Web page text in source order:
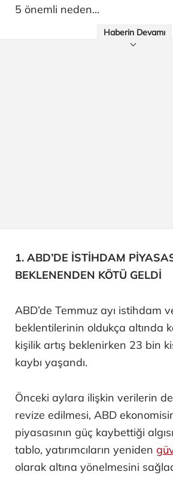
5 önemli neden...
Haberin Devamı
1. ABD’DE İSTİHDAM
BEKLENENDEN KÖTÜ GELDİ
ABD’de Temmuz ayı istihdam
beklentilerinin oldukça altında
kişilik artış beklenirken 23 bin
kaybı yaşandı.
Önceki aylara ilişkin verilerin
revize edilmesi, ABD
piyasasının güç kaybettiği
tablo, yatırımcıların yeniden
olarak altına yönelmesini